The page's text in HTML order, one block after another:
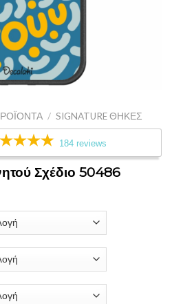
/ SIGNATURE ΘΉΚΕΣ
184 reviews
Σχέδιο 50486